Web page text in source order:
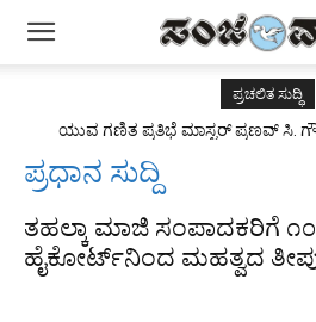
ಪ್ರಚಲಿತ ಸುದ್ಧಿ
ಯುವ ಗಣಿತ ಪ್ರತಿಭೆ ಮಾಸ್ಟರ್ ಪ್ರಣವ್ ಸಿ.
ಪ್ರಧಾನ ಸುದ್ದಿ
ತಹಲ್ಕಾ ಮಾಜಿ ಸಂಪಾದಕರಿಗೆ
ಹೈಕೋರ್ಟ್‌ನಿಂದ ಮಹತ್ವದ